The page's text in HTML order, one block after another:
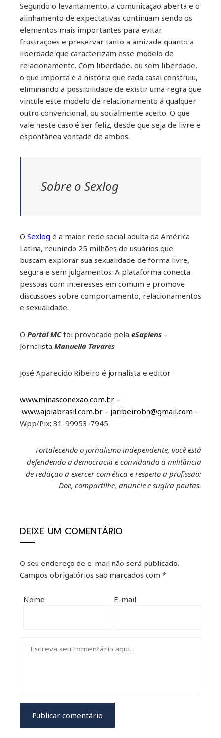
Segundo o levantamento, a comunicação aberta e o
alinhamento de expectativas continuam sendo os
elementos mais importantes para evitar
frustrações e preservar tanto a amizade quanto a
liberdade que caracterizam esse modelo de
relacionamento. Com liberdade, ou sem liberdade,
o que importa é a história que cada casal construiu,
eliminando a possibilidade de existir uma regra que
vincule este modelo de relacionamento a qualquer
outro convencional, ou socialmente aceito. O que
vale neste caso é ser feliz, desde que seja de livre e
espontânea vontade de ambos.
Sobre o Sexlog
O Sexlog é a maior rede social adulta da América
Latina, reunindo 25 milhões de usuários que
buscam explorar sua sexualidade de forma livre,
segura e sem julgamentos. A plataforma conecta
pessoas com interesses em comum e promove
discussões sobre comportamento, relacionamentos
e sexualidade.
O Portal MCfoi provocado pela eSapiens –
Jornalista Manuella Tavares
José Aparecido Ribeiro é jornalista e editor
www.minasconexao.com.br –
www.ajoiabrasil.com.br – jaribeirobh@gmail.com –
Wpp/Pix: 31-99953-7945
Fortalecendo o jornalismo independente, você está
defendendo a democracia e convidando a militância
de redação a exercer com ética e respeito a profissão:
Doe, compartilhe, anuncie e sugira pautas.
DEIXE UM COMENTÁRIO
O seu endereço de e-mail não será publicado.
Campos obrigatórios são marcados com *
Nome E-mail